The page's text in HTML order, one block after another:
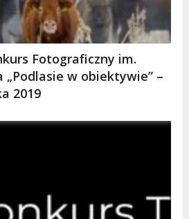
Fotograficzny im.
„Podlasie w obiektywie” –
2019